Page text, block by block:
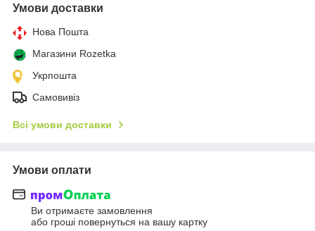
Умови доставки
Нова Пошта
Магазини Rozetka
Укрпошта
Самовивіз
Всі умови доставки
Умови оплати
Ви отримаєте замовлення
або гроші повернуться на вашу картку